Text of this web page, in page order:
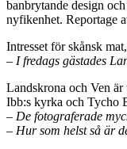
banbrytande design
nyfikenhet. Reportage
Intresset för skånsk
– I fredags gästades
Landskrona och Ven
Ibb:s kyrka och Tycho
– De fotograferade
– Hur som helst så är